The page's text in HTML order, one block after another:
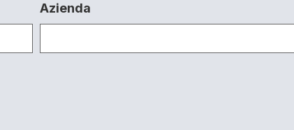
Azienda